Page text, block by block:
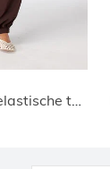
Balloon broek met elastische taille